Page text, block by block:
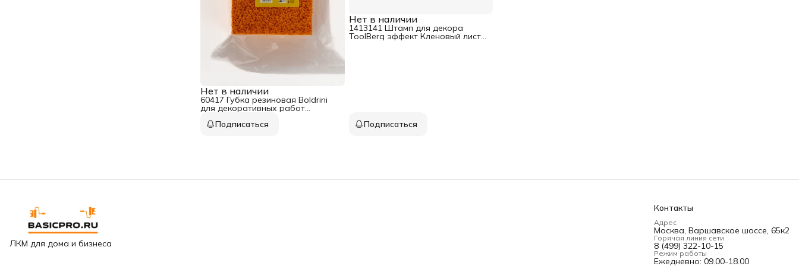
Нет в наличии
60417 Губка резиновая Boldrini
для декоративных работ
Подписаться
Нет в наличии
1413141 Штамп для декора
ToolBerg эффект Кленовый лист
Подписаться
ЛКМ для дома и бизнеса
Контакты
Адрес
Москва, Варшавское шоссе, 65к2
Горячая линия сети
8 (499) 322-10-15
Режим работы
Ежедневно: 09.00-18.00